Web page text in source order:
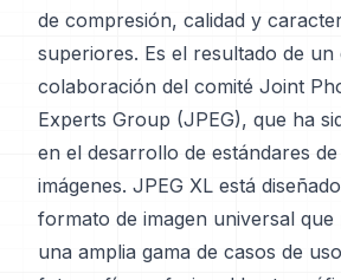
de compresión, calidad y
superiores. Es el resultado de
colaboración del comité Joint
Experts Group (JPEG), que ha
en el desarrollo de estándares
imágenes. JPEG XL está
formato de imagen universal que
una amplia gama de casos de